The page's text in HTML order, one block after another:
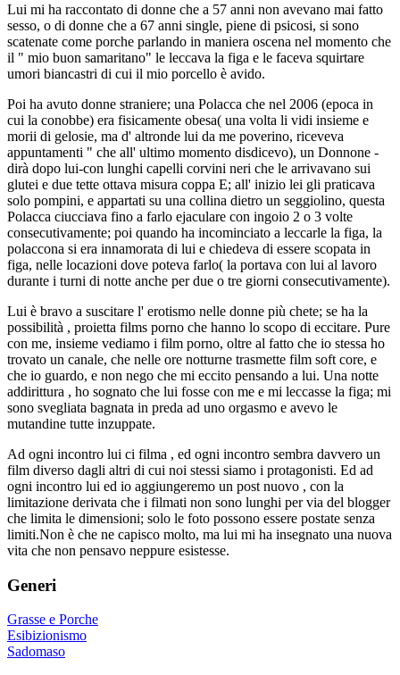
Lui mi ha raccontato di donne che a 57 anni non avevano mai fatto
sesso, o di donne che a 67 anni single, piene di psicosi, si sono
scatenate come porche parlando in maniera oscena nel momento che
il " mio buon samaritano" le leccava la figa e le faceva squirtare
umori biancastri di cui il mio porcello è avido.
Poi ha avuto donne straniere; una Polacca che nel 2006 (epoca in
cui la conobbe) era fisicamente obesa( una volta li vidi insieme e
morii di gelosie, ma d' altronde lui da me poverino, riceveva
appuntamenti " che all' ultimo momento disdicevo), un Donnone -
dirà dopo lui-con lunghi capelli corvini neri che le arrivavano sui
glutei e due tette ottava misura coppa E; all' inizio lei gli praticava
solo pompini, e appartati su una collina dietro un seggiolino, questa
Polacca ciucciava fino a farlo ejaculare con ingoio 2 o 3 volte
consecutivamente; poi quando ha incominciato a leccarle la figa, la
polaccona si era innamorata di lui e chiedeva di essere scopata in
figa, nelle locazioni dove poteva farlo( la portava con lui al lavoro
durante i turni di notte anche per due o tre giorni consecutivamente).
Lui è bravo a suscitare l' erotismo nelle donne più chete; se ha la
possibilità , proietta films porno che hanno lo scopo di eccitare. Pure
con me, insieme vediamo i film porno, oltre al fatto che io stessa ho
trovato un canale, che nelle ore notturne trasmette film soft core, e
che io guardo, e non nego che mi eccito pensando a lui. Una notte
addirittura , ho sognato che lui fosse con me e mi leccasse la figa; mi
sono svegliata bagnata in preda ad uno orgasmo e avevo le
mutandine tutte inzuppate.
Ad ogni incontro lui ci filma , ed ogni incontro sembra davvero un
film diverso dagli altri di cui noi stessi siamo i protagonisti. Ed ad
ogni incontro lui ed io aggiungeremo un post nuovo , con la
limitazione derivata che i filmati non sono lunghi per via del blogger
che limita le dimensioni; solo le foto possono essere postate senza
limiti.Non è che ne capisco molto, ma lui mi ha insegnato una nuova
vita che non pensavo neppure esistesse.
Generi
Grasse e Porche
Esibizionismo
Sadomaso